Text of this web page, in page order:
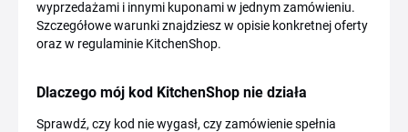
wyprzedażami i innymi kuponami w jednym zamówieniu.
Szczegółowe warunki znajdziesz w opisie konkretnej oferty
oraz w regulaminie KitchenShop.
Dlaczego mój kod KitchenShop nie działa
Sprawdź, czy kod nie wygasł, czy zamówienie spełnia